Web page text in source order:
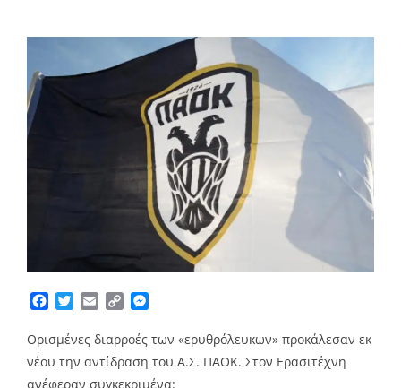
Facebook
TwitterEmailCopy
Ορισμένες διαρροές των «ερυθρόλευκων» προκάλεσαν εκ
νέου την αντίδραση του Α.Σ. ΠΑΟΚ. Στον Ερασιτέχνη
ανέφεραν συγκεκριμένα: